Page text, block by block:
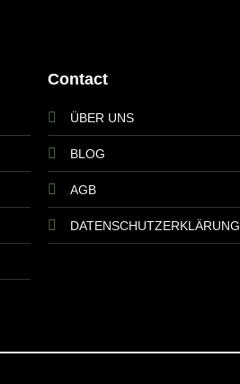
Contact
ÜBER UNS
BLOG
AGB
DATENSCHUTZERKLÄRUNG